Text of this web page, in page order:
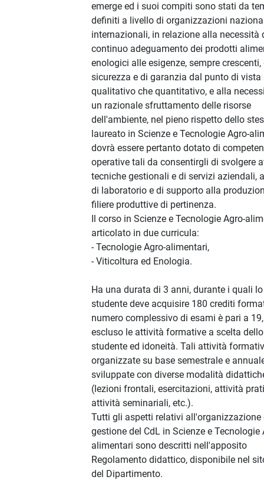
emerge ed i suoi compiti sono stati da
definiti a livello di organizzazioni
internazionali, in relazione alla necessità
continuo adeguamento dei prodotti
enologici alle esigenze, sempre crescenti,
sicurezza e di garanzia dal punto di vista
qualitativo che quantitativo, e alla
un razionale sfruttamento delle risorse
dell'ambiente, nel pieno rispetto dello
laureato in Scienze e Tecnologie Agro-
dovrà essere pertanto dotato di
operative tali da consentirgli di svolgere
tecniche gestionali e di servizi aziendali,
di laboratorio e di supporto alla
filiere produttive di pertinenza.
Il corso in Scienze e Tecnologie Agro-
articolato in due curricula:
- Tecnologie Agro-alimentari,
- Viticoltura ed Enologia.
Ha una durata di 3 anni, durante i quali lo
studente deve acquisire 180 crediti
numero complessivo di esami è pari a 19,
escluso le attività formative a scelta dello
studente ed idoneità. Tali attività
organizzate su base semestrale e
sviluppate con diverse modalità
(lezioni frontali, esercitazioni, attività
attività seminariali, etc.).
Tutti gli aspetti relativi all'organizzazione
gestione del CdL in Scienze e Tecnologie
alimentari sono descritti nell'apposito
Regolamento didattico, disponibile nel
del Dipartimento.